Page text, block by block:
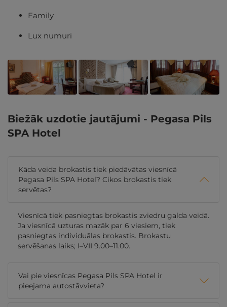
Family
Lux numuri
Biežāk uzdotie jautājumi - Pegasa Pils
SPA Hotel
Kāda veida brokastis tiek piedāvātas viesnīcā
Pegasa Pils SPA Hotel? Cikos brokastis tiek
servētas?
Viesnīcā tiek pasniegtas brokastis zviedru galda veidā.
Ja viesnīcā uzturas mazāk par 6 viesiem, tiek
pasniegtas individuālas brokastis. Brokastu
servēšanas laiks; I–VII 9.00–11.00.
Vai pie viesnīcas Pegasa Pils SPA Hotel ir
pieejama autostāvvieta?